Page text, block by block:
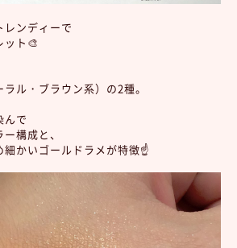
レンディーで
ット🎨
ル・ブラウン系）の2種。
んで
構成と、
細かいゴールドラメが特徴☝️